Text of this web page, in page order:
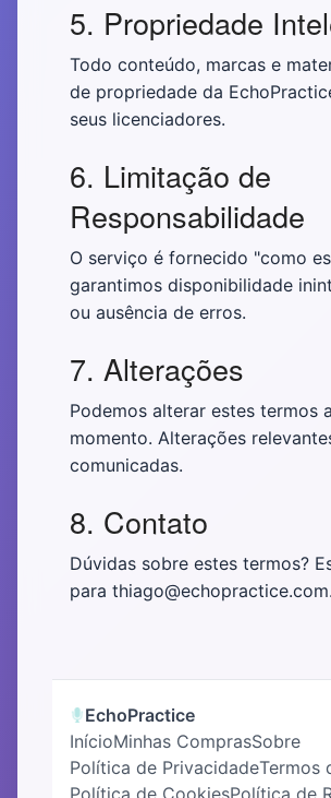
5. Propriedade
Todo conteúdo, marcas e
de propriedade da
seus licenciadores.
6. Limitação de
Responsabilidade
O serviço é fornecido "como
garantimos disponibilidade
ou ausência de erros.
7. Alterações
Podemos alterar estes termos
momento. Alterações
comunicadas.
8. Contato
Dúvidas sobre estes termos?
para
EchoPractice
InícioMinhas ComprasSobre
Política de PrivacidadeTermos